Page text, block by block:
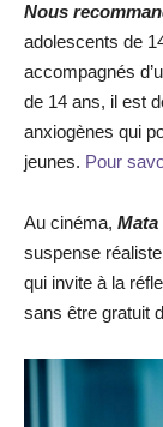
Nous
adolescents de
accompagnés
de 14 ans, il est
anxiogènes qui
jeunes. Pour
Au cinéma, Mata
suspense
qui invite à la
sans être gratuit